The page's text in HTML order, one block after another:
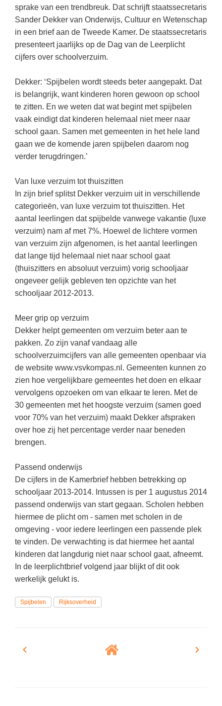
Cito toets
Eindexamens
NIEUWSARCHIEF
Augustus 2026
Juli 2026
Juni 2026
Mei 2026
April 2026
Lespakket ‘Circulaire Economie - van
verpakking tot nieuwe grondstof’
Gastles Zeebenen in de klas
Cursus Leer het heelal begrijpen
Van verdunningscalculator tot
practicumvoorbereiding: gratis online
hulpmiddelen voor science-docenten en
TOA's
DGM in de klas
Kerst kleurplaten
PUZZELS
Woordpuzzels
Kruiswoordpuzzels
LEUK IN DE KLAS
Raadsels
Rebussen
Biologie
Burgerschap
Ckv
Economie
Engels
Filosofie
Frans
Fries (Frysk)
Geschiedenis
Handelswetenschappen
Informatica
Klassieke Talen
Letterkunde
Levensbeschouwing
Maatschappijleer
Natuurkunde
Nederlands
Rekenen / Wiskunde
Scheikunde
Sociale vaardigheden
Spaans
Studievaardigheden
Topografie
Verkeer
Verzorging
THEMA'S
Budgetteren
De boerderij
Eerste wereldoorlog
Boek: Kleine werelden van het zonnestelsel
Leren met klassieke muziek
Lasergraaf
Gratis lesmateriaal Dove self-esteem
Ontdek Memo voor de onderbouw zelf!
Maak uw leerlingen mediawijs!
Rekentuin: altijd en overal rekenen oefenen
op je eigen niveau
Theater als middel voor het aanleren van
sociale vaardigheden
Lesmateriaal gebaseerd op
(hersen)onderzoek
Meesterbaan onderwijsvacatures
LEERMETHODEN
Biologie
Frans
Geschiedenis
Media
Nederlands
Rekenen
Sociale vaardigheden
Studievaardigheden
LESMATERIAAL
Beeldende Vorming
Biologie
Geld PO
Geld VO
Geschiedenis
Maatschappijleer
Orientatie
sprake van een trendbreuk. Dat schrijft staatssecretaris
Sander Dekker van Onderwijs, Cultuur en Wetenschap
in een brief aan de Tweede Kamer. De staatssecretaris
presenteert jaarlijks op de Dag van de Leerplicht
cijfers over schoolverzuim.
Dekker: ‘Spijbelen wordt steeds beter aangepakt. Dat
is belangrijk, want kinderen horen gewoon op school
te zitten. En we weten dat wat begint met spijbelen
vaak eindigt dat kinderen helemaal niet meer naar
school gaan. Samen met gemeenten in het hele land
gaan we de komende jaren spijbelen daarom nog
verder terugdringen.’
Van luxe verzuim tot thuiszitten
In zijn brief splitst Dekker verzuim uit in verschillende
categorieën, van luxe verzuim tot thuiszitten. Het
aantal leerlingen dat spijbelde vanwege vakantie (luxe
verzuim) nam af met 7%. Hoewel de lichtere vormen
van verzuim zijn afgenomen, is het aantal leerlingen
dat lange tijd helemaal niet naar school gaat
(thuiszitters en absoluut verzuim) vorig schooljaar
ongeveer gelijk gebleven ten opzichte van het
schooljaar 2012-2013.
Meer grip op verzuim
Dekker helpt gemeenten om verzuim beter aan te
pakken. Zo zijn vanaf vandaag alle
schoolverzuimcijfers van alle gemeenten openbaar via
de website www.vsvkompas.nl. Gemeenten kunnen zo
zien hoe vergelijkbare gemeentes het doen en elkaar
vervolgens opzoeken om van elkaar te leren. Met de
30 gemeenten met het hoogste verzuim (samen goed
voor 70% van het verzuim) maakt Dekker afspraken
over hoe zij het percentage verder naar beneden
brengen.
Passend onderwijs
De cijfers in de Kamerbrief hebben betrekking op
schooljaar 2013-2014. Intussen is per 1 augustus 2014
passend onderwijs van start gegaan. Scholen hebben
hiermee de plicht om - samen met scholen in de
omgeving - voor iedere leerlingen een passende plek
te vinden. De verwachting is dat hiermee het aantal
kinderen dat langdurig niet naar school gaat, afneemt.
In de leerplichtbrief volgend jaar blijkt of dit ook
werkelijk gelukt is.
Spijbelen Rijksoverheid